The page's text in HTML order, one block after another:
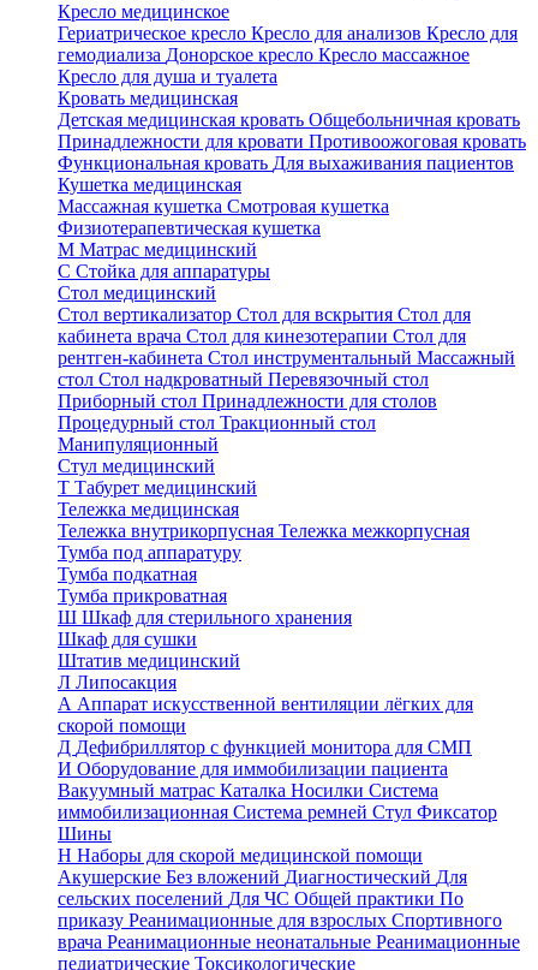
Кресло медицинское
Гериатрическое кресло Кресло для анализов Кресло для
гемодиализа Донорское кресло Кресло массажное
Кресло для душа и туалета
Кровать медицинская
Детская медицинская кровать Общебольничная кровать
Принадлежности для кровати Противоожоговая кровать
Функциональная кровать Для выхаживания пациентов
Кушетка медицинская
Массажная кушетка Смотровая кушетка
Физиотерапевтическая кушетка
М Матрас медицинский
С Стойка для аппаратуры
Стол медицинский
Стол вертикализатор Стол для вскрытия Стол для
кабинета врача Стол для кинезотерапии Стол для
рентген-кабинета Стол инструментальный Массажный
стол Стол надкроватный Перевязочный стол
Приборный стол Принадлежности для столов
Процедурный стол Тракционный стол
Манипуляционный
Стул медицинский
Т Табурет медицинский
Тележка медицинская
Тележка внутрикорпусная Тележка межкорпусная
Тумба под аппаратуру
Тумба подкатная
Тумба прикроватная
Ш Шкаф для стерильного хранения
Шкаф для сушки
Штатив медицинский
Л Липосакция
А Аппарат искусственной вентиляции лёгких для
скорой помощи
Д Дефибриллятор с функцией монитора для СМП
И Оборудование для иммобилизации пациента
Вакуумный матрас Каталка Носилки Система
иммобилизационная Система ремней Стул Фиксатор
Шины
Н Наборы для скорой медицинской помощи
Акушерские Без вложений Диагностический Для
сельских поселений Для ЧС Общей практики По
приказу Реанимационные для взрослых Спортивного
врача Реанимационные неонатальные Реанимационные
педиатрические Токсикологические